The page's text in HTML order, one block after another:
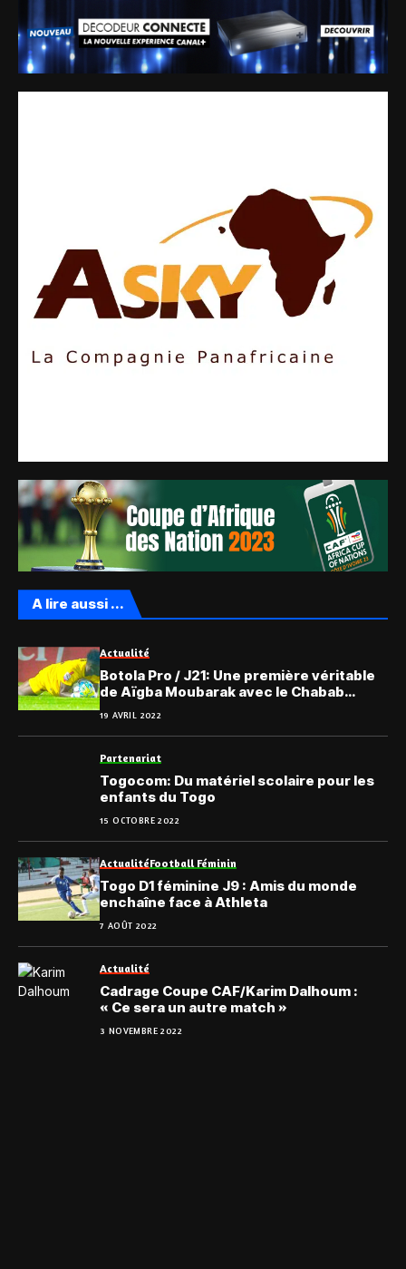
A lire aussi ...
Actualité
Botola Pro / J21: Une première véritable
de Aïgba Moubarak avec le Chabab
Mouhemedia
19 AVRIL 2022
Partenariat
Togocom: Du matériel scolaire pour les
enfants du Togo
15 OCTOBRE 2022
ActualitéFootball Féminin
Togo D1 féminine J9 : Amis du monde
enchaîne face à Athleta
7 AOÛT 2022
Actualité
Cadrage Coupe CAF/Karim Dalhoum :
« Ce sera un autre match »
3 NOVEMBRE 2022